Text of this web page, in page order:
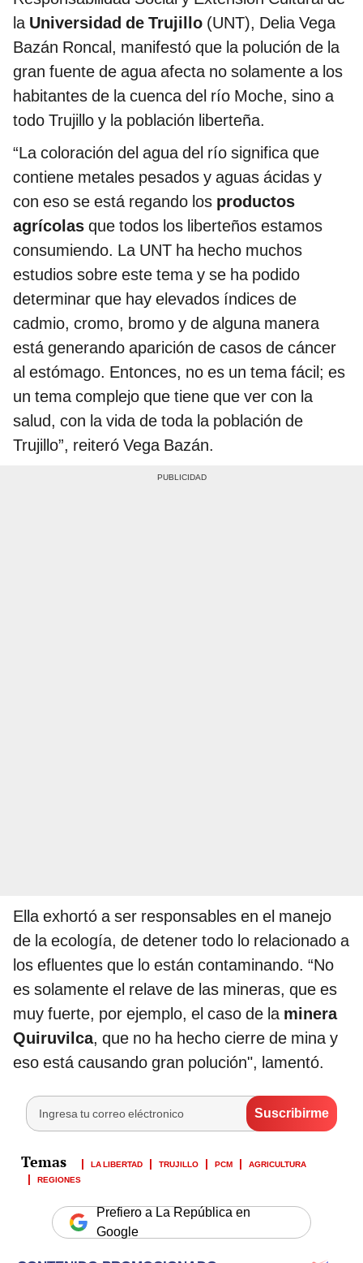
la Universidad de Trujillo (UNT), Delia Vega
Bazán Roncal, manifestó que la polución de la
gran fuente de agua afecta no solamente a los
habitantes de la cuenca del río Moche, sino a
todo Trujillo y la población liberteña.
“La coloración del agua del río significa que
contiene metales pesados y aguas ácidas y
con eso se está regando los productos
agrícolas que todos los liberteños estamos
consumiendo. La UNT ha hecho muchos
estudios sobre este tema y se ha podido
determinar que hay elevados índices de
cadmio, cromo, bromo y de alguna manera
está generando aparición de casos de cáncer
al estómago. Entonces, no es un tema fácil; es
un tema complejo que tiene que ver con la
salud, con la vida de toda la población de
Trujillo”, reiteró Vega Bazán.
Ella exhortó a ser responsables en el manejo
de la ecología, de detener todo lo relacionado a
los efluentes que lo están contaminando. “No
es solamente el relave de las mineras, que es
muy fuerte, por ejemplo, el caso de la minera
Quiruvilca, que no ha hecho cierre de mina y
eso está causando gran polución", lamentó.
LA LIBERTAD TRUJILLO PCM
AGRICULTURA
REGIONES
Prefiero a La República en
Google